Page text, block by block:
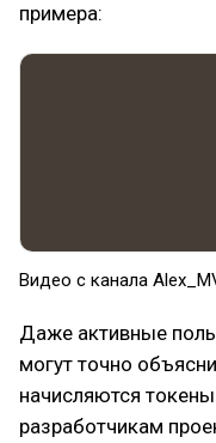
примера:
Видео с канала
Даже активные
могут точно
начисляются
разработчикам